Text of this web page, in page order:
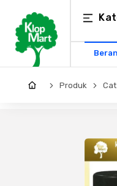
Kategori
Produk
Arsitektur
Produk